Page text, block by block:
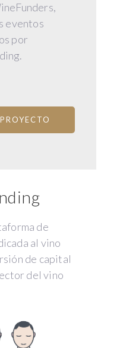
eventos
por
de
al vino
de capital
del vino